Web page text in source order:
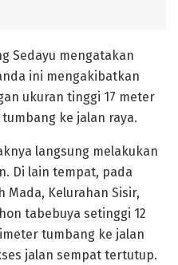
Sedayu mengatakan
ini mengakibatkan
ukuran tinggi 17 meter
ke jalan raya.
langsung melakukan
Di lain tempat, pada
Mada, Kelurahan Sisir,
tabebuya setinggi 12
tumbang ke jalan
jalan sempat tertutup.